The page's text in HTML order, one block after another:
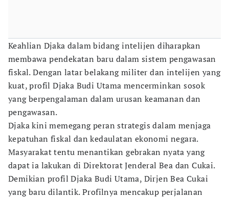
Keahlian Djaka dalam bidang intelijen diharapkan
membawa pendekatan baru dalam sistem pengawasan
fiskal. Dengan latar belakang militer dan intelijen yang
kuat, profil Djaka Budi Utama mencerminkan sosok
yang berpengalaman dalam urusan keamanan dan
pengawasan.
Djaka kini memegang peran strategis dalam menjaga
kepatuhan fiskal dan kedaulatan ekonomi negara.
Masyarakat tentu menantikan gebrakan nyata yang
dapat ia lakukan di Direktorat Jenderal Bea dan Cukai.
Demikian profil Djaka Budi Utama, Dirjen Bea Cukai
yang baru dilantik. Profilnya mencakup perjalanan